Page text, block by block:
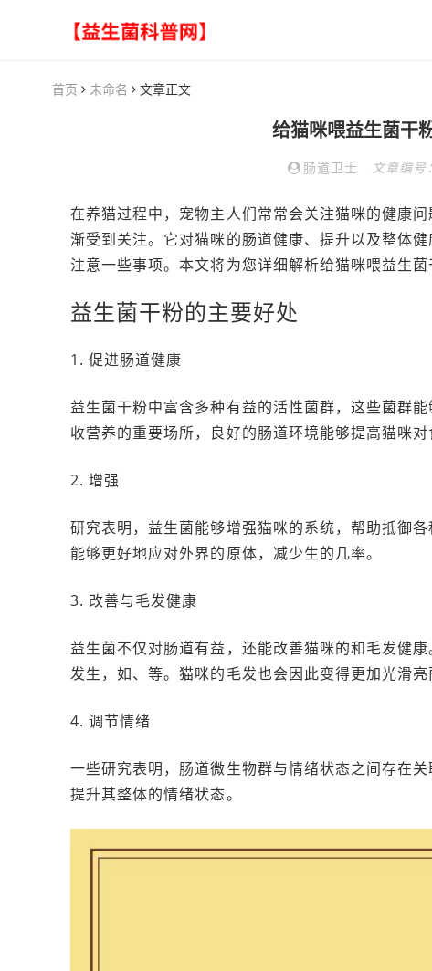
首页 未命名 文章正文
给猫咪喂益生菌干
肠道卫士 文章编号：
在养猫过程中，宠物主人们常常会关注猫咪的健康
渐受到关注。它对猫咪的肠道健康、提升以及整体
注意一些事项。本文将为您详细解析给猫咪喂益生
益生菌干粉的主要好处
1. 促进肠道健康
益生菌干粉中富含多种有益的活性菌群，这些菌群
收营养的重要场所，良好的肠道环境能够提高猫咪
2. 增强
研究表明，益生菌能够增强猫咪的系统，帮助抵御
能够更好地应对外界的原体，减少生的几率。
3. 改善与毛发健康
益生菌不仅对肠道有益，还能改善猫咪的和毛发健
发生，如、等。猫咪的毛发也会因此变得更加光滑亮
4. 调节情绪
一些研究表明，肠道微生物群与情绪状态之间存在
提升其整体的情绪状态。